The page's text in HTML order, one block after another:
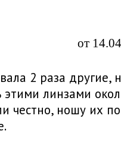
от
2 раза другие,
этими линзами
честно, ношу их